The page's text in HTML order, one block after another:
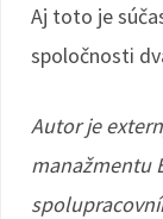
Aj toto je
spoločnosti
Autor je
manažmentu